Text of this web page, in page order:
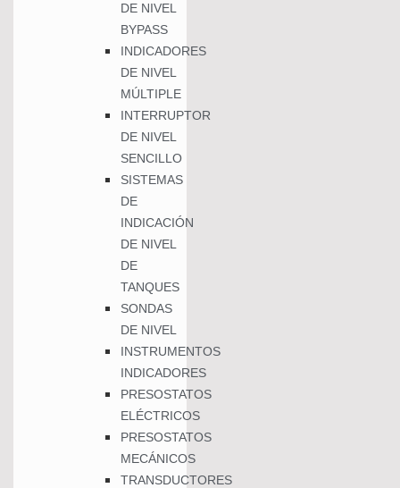
DE NIVEL
BYPASS
INDICADORES
DE NIVEL
MÚLTIPLE
INTERRUPTOR
DE NIVEL
SENCILLO
SISTEMAS
DE
INDICACIÓN
DE NIVEL
DE
TANQUES
SONDAS
DE NIVEL
INSTRUMENTOS
INDICADORES
PRESOSTATOS
ELÉCTRICOS
PRESOSTATOS
MECÁNICOS
TRANSDUCTORES